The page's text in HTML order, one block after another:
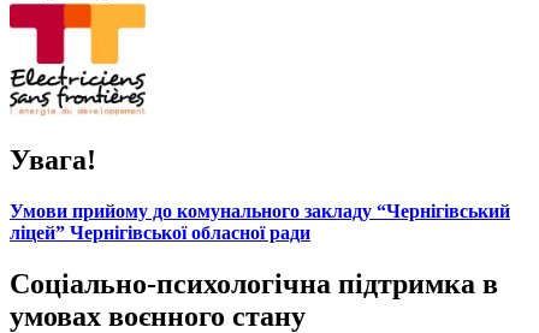
Увага!
Умови прийому до комунального закладу “Чернігівський
ліцей” Чернігівської обласної ради
Соціально-психологічна підтримка в
умовах воєнного стану